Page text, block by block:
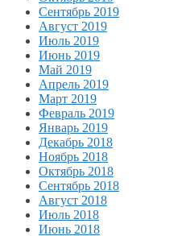
Сентябрь 2019
Август 2019
Июль 2019
Июнь 2019
Май 2019
Апрель 2019
Март 2019
Февраль 2019
Январь 2019
Декабрь 2018
Ноябрь 2018
Октябрь 2018
Сентябрь 2018
Август 2018
Июль 2018
Июнь 2018